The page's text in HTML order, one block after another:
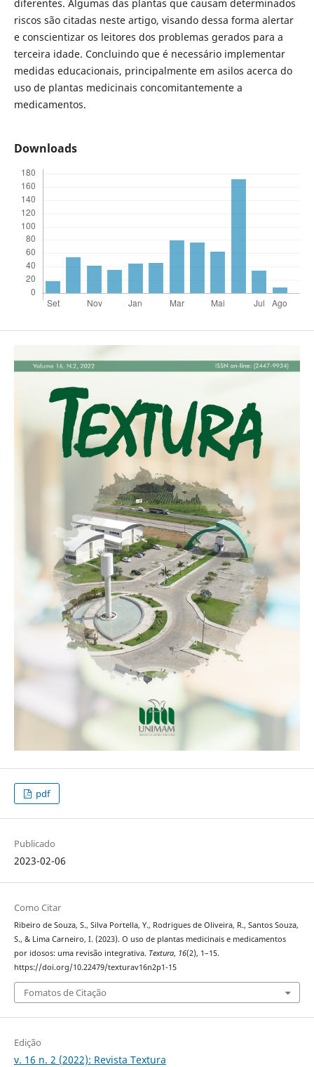
diferentes. Algumas das plantas que causam determinados
riscos são citadas neste artigo, visando dessa forma alertar
e conscientizar os leitores dos problemas gerados para a
terceira idade. Concluindo que é necessário implementar
medidas educacionais, principalmente em asilos acerca do
uso de plantas medicinais concomitantemente a
medicamentos.
Downloads
pdf
Publicado
2023-02-06
Como Citar
Ribeiro de Souza, S., Silva Portella, Y., Rodrigues de Oliveira, R., Santos Souza,
S., & Lima Carneiro, I. (2023). O uso de plantas medicinais e medicamentos
por idosos: uma revisão integrativa. Textura, 16(2), 1–15.
https://doi.org/10.22479/texturav16n2p1-15
Fomatos de Citação
Edição
v. 16 n. 2 (2022): Revista Textura